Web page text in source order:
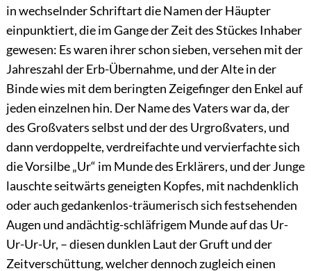
in wechselnder Schriftart die Namen der Häupter
einpunktiert, die im Gange der Zeit des Stückes Inhaber
gewesen: Es waren ihrer schon sieben, versehen mit der
Jahreszahl der Erb-Übernahme, und der Alte in der
Binde wies mit dem beringten Zeigefinger den Enkel auf
jeden einzelnen hin. Der Name des Vaters war da, der
des Großvaters selbst und der des Urgroßvaters, und
dann verdoppelte, verdreifachte und vervierfachte sich
die Vorsilbe „Ur“ im Munde des Erklärers, und der Junge
lauschte seitwärts geneigten Kopfes, mit nachdenklich
oder auch gedankenlos-träumerisch sich festsehenden
Augen und andächtig-schläfrigem Munde auf das Ur-
Ur-Ur-Ur, – diesen dunklen Laut der Gruft und der
Zeitverschüttung, welcher dennoch zugleich einen